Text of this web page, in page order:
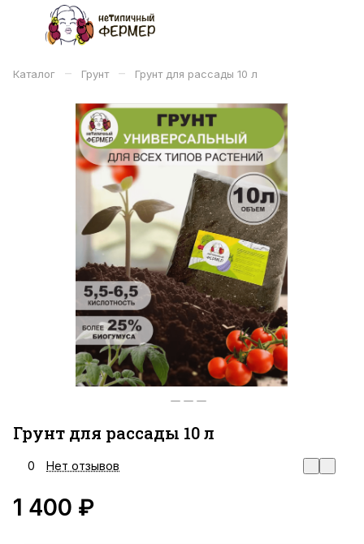
Каталог – Грунт – Грунт для рассады 10 л
Грунт для рассады 10 л
0 Нет отзывов
1 400 ₽